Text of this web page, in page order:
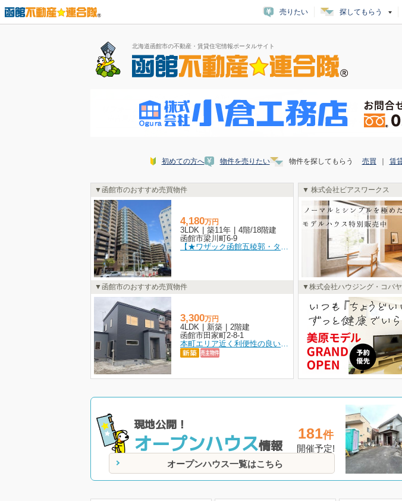
売りたい 探してもらう
北海道函館市の不動産・賃貸住宅情報ポータルサイト
初めての方へ 物件を売りたい 物件を探してもらう 売買 賃
函館市のおすすめ売買物件
4,180万円
3LDK | 築11年 | 4階/18階建
函館市梁川町6-9
函館市のおすすめ売買物件
3,300万円
4LDK | 新築 | 2階建
函館市田家町2-8-1
株式会社ビアスワークス
株式会社ハウジング・コバ
現地公開！
オープンハウス情報
181件
開催予定!
オープンハウス一覧はこちら